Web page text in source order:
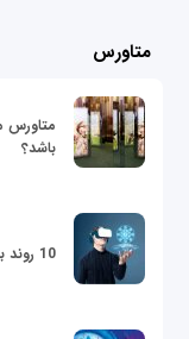
متاورس
متاورس
باشد؟
10 روند برتر تجارت و فناوری در سال 2022